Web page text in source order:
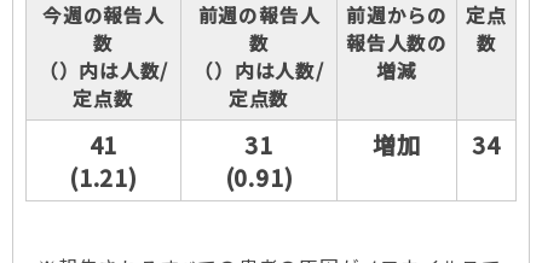
今週の報告人
数
（）内は人数/
定点数
前週の報告人
数
（）内は人数/
定点数
前週からの
報告人数の
増減
定点
数
41
(1.21)
31
(0.91)
増加 34